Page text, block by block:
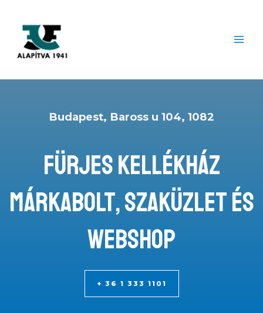
content
Budapest, Baross u 104, 1082
FÜRJES KELLÉKHÁZ
Márkabolt, szaküzlet és
webshop​
+ 36 1 333 1101